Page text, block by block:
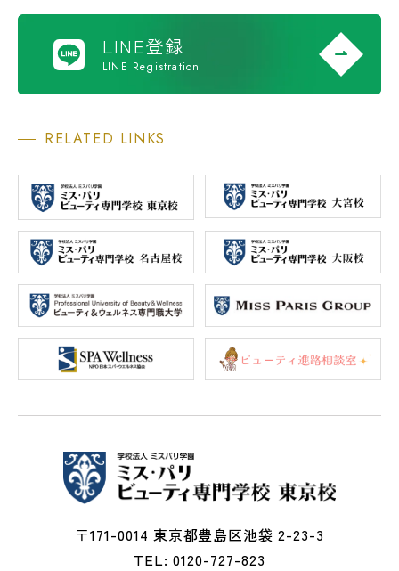
LINE登録
LINE Registration
RELATED LINKS
〒171-0014 東京都豊島区池袋 2-23-3
TEL: 0120-727-823